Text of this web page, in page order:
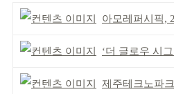
아모레퍼시픽,
‘더 글로우 시그니처
제주테크노파